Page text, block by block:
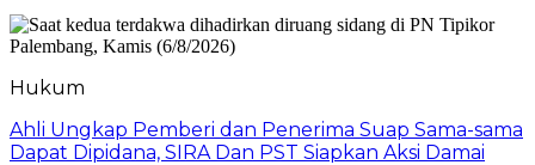
Hukum
Ahli Ungkap Pemberi dan Penerima Suap Sama-sama
Dapat Dipidana, SIRA Dan PST Siapkan Aksi Damai